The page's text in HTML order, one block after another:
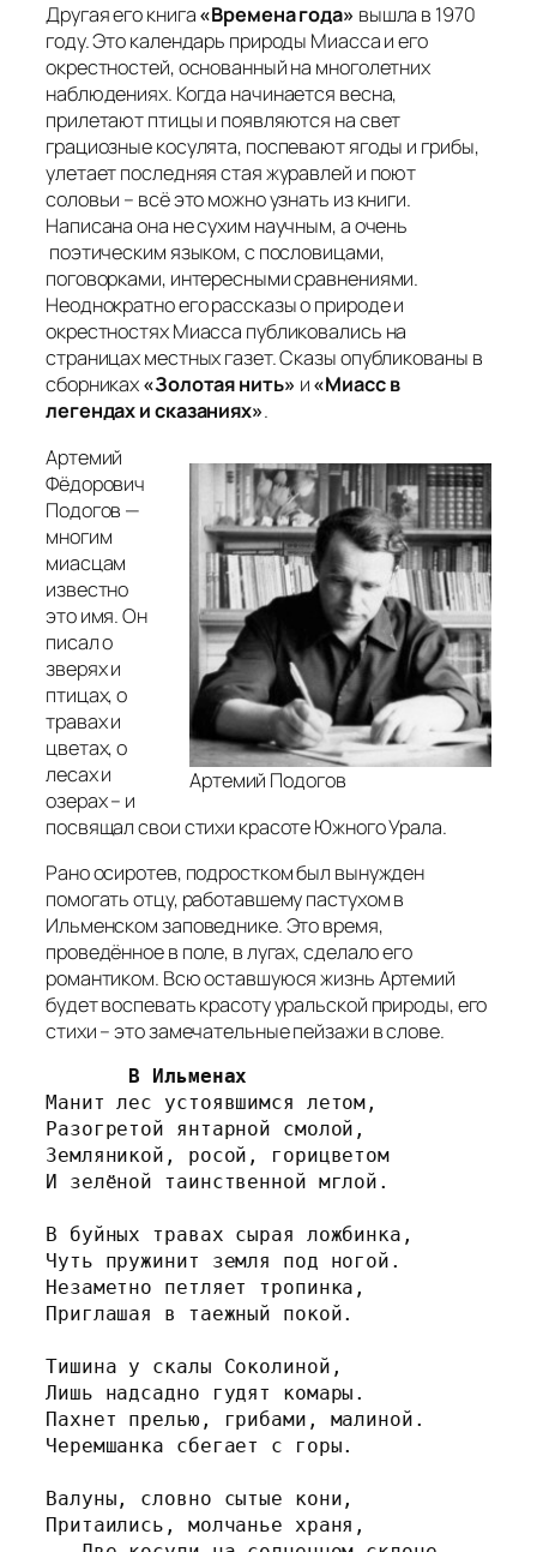
Другая его книга«Времена года» вышла в 1970
году. Это календарь природы Миасса и его
окрестностей, основанный на многолетних
наблюдениях. Когда начинается весна,
прилетают птицы и появляются на свет
грациозные косулята, поспевают ягоды и грибы,
улетает последняя стая журавлей и поют
соловьи – всё это можно узнать из книги.
Написана она не сухим научным, а очень
поэтическим языком, с пословицами,
поговорками, интересными сравнениями.
Неоднократно его рассказы о природе и
окрестностях Миасса публиковались на
страницах местных газет. Сказы опубликованы в
сборниках«Золотая нить» и«Миасс в
легендах и сказаниях».
Артемий Подогов
Артемий
Фёдорович
Подогов —
многим
миасцам
известно
это имя. Он
писал о
зверях и
птицах, о
травах и
цветах, о
лесах и
озерах – и
посвящал свои стихи красоте Южного Урала.
Рано осиротев, подростком был вынужден
помогать отцу, работавшему пастухом в
Ильменском заповеднике. Это время,
проведённое в поле, в лугах, сделало его
романтиком. Всю оставшуюся жизнь Артемий
будет воспевать красоту уральской природы, его
стихи – это замечательные пейзажи в слове.
В Ильменах
Манит лес устоявшимся летом,
Разогретой янтарной смолой,
Земляникой, росой, горицветом
И зелёной таинственной мглой.
В буйных травах сырая ложбинка,
Чуть пружинит земля под ногой.
Незаметно петляет тропинка,
Приглашая в таежный покой.
Тишина у скалы Соколиной,
Лишь надсадно гудят комары.
Пахнет прелью, грибами, малиной.
Черемшанка сбегает с горы.
Валуны, словно сытые кони,
Притаились, молчанье храня,